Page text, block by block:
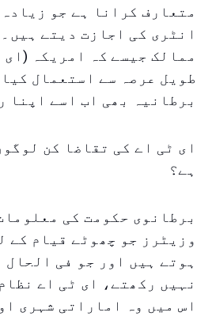
متعارف کرانا ہے جو
انٹری کی اجازت دیتے
ممالک جیسے کہ امریکہ (ای
طویل عرصہ سے استعمال
برطانیہ بھی اب اسے اپنا
ای ٹی اے کی تقاضا کن
ہے؟
برطانوی حکومت کی
وزیٹرز جو چھوٹے قیام کے
ہوتے ہیں اور جو فی
نہیں رکھتے، ای ٹی اے
اس میں وہ اماراتی شہری